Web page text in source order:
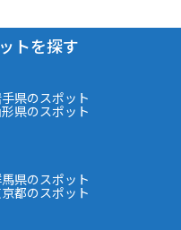
トを探す
県のスポット
県のスポット
県のスポット
都のスポット